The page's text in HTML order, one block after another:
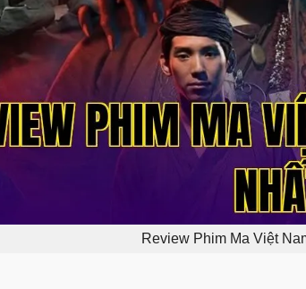
Review Phim Ma Việt